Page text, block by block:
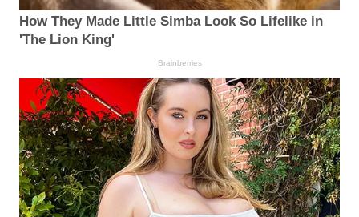
How They Made Little Simba Look So Lifelike in
'The Lion King'
Brainberries